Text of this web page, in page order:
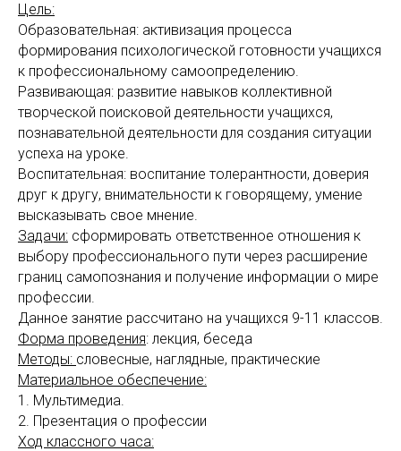
Цель:
Образовательная: активизация процесса
формирования психологической готовности учащихся
к профессиональному самоопределению.
Развивающая: развитие навыков коллективной
творческой поисковой деятельности учащихся,
познавательной деятельности для создания ситуации
успеха на уроке.
Воспитательная: воспитание толерантности, доверия
друг к другу, внимательности к говорящему, умение
высказывать свое мнение.
Задачи: сформировать ответственное отношения к
выбору профессионального пути через расширение
границ самопознания и получение информации о мире
профессии.
Данное занятие рассчитано на учащихся 9-11 классов.
Форма проведения: лекция, беседа
Методы: словесные, наглядные, практические
Материальное обеспечение:
1. Мультимедиа.
2. Презентация о профессии
Ход классного часа: